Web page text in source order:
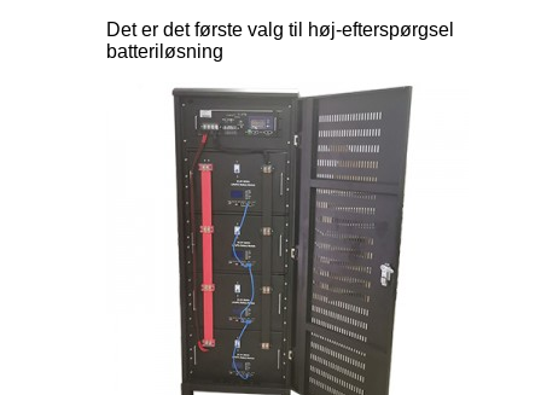
Det er det første valg til høj-efterspørgsel
batteriløsning